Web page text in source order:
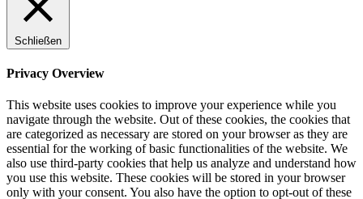
Schließen
Privacy Overview
This website uses cookies to improve your experience while you
navigate through the website. Out of these cookies, the cookies that
are categorized as necessary are stored on your browser as they are
essential for the working of basic functionalities of the website. We
also use third-party cookies that help us analyze and understand how
you use this website. These cookies will be stored in your browser
only with your consent. You also have the option to opt-out of these